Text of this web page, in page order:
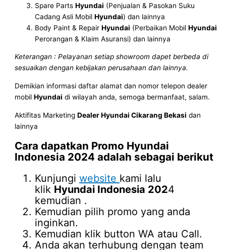
Spare PartsHyundai (Penjualan & Pasokan Suku
Cadang Asli MobilHyundai) dan lainnya
Body Paint & RepairHyundai (Perbaikan MobilHyundai
Perorangan & Klaim Asuransi) dan lainnya
Keterangan : Pelayanan setiap showroom dapet berbeda di
sesuaikan dengan kebijakan perusahaan dan lainnya.
Demikian informasi daftar alamat dan nomor telepon dealer
mobilHyundai di wilayah anda, semoga bermanfaat, salam.
Aktifitas MarketingDealer Hyundai Cikarang Bekasi dan
lainnya
Cara dapatkan Promo Hyundai
Indonesia 2024 adalah sebagai berikut
Kunjungiwebsite kami lalu
klik Hyundai Indonesia 2024
kemudian .
Kemudian pilih promo yang anda
inginkan.
Kemudian klik button WA atau Call.
Anda akan terhubung dengan team